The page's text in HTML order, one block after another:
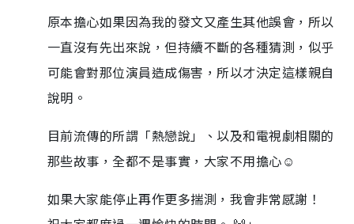
原本擔心如果因為我的發文又產生其他誤會，所以
一直沒有先出來說，但持續不斷的各種猜測，似乎
可能會對那位演員造成傷害，所以才決定這樣親自
說明。
目前流傳的所謂「熱戀說」、以及和電視劇相關的
那些故事，全都不是事實，大家不用擔心☺️
如果大家能停止再作更多揣測，我會非常感謝！